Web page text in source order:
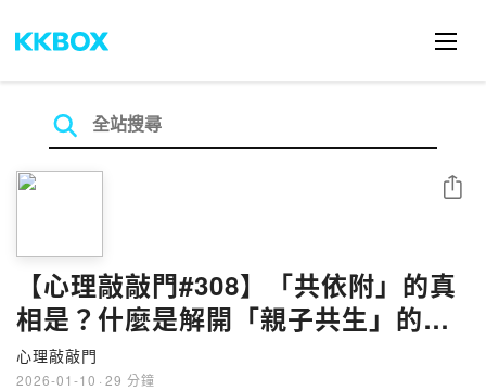
【心理敲敲門#308】「共依附」的真
相是？什麼是解開「親子共生」的溫
柔練習？
心理敲敲門
2026-01-10 · 29 分鐘
分享